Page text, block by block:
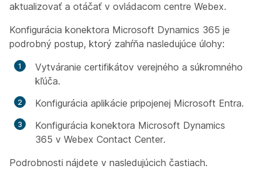
aktualizovať a otáčať v ovládacom centre Webex.
Konfigurácia konektora Microsoft Dynamics 365 je
podrobný postup, ktorý zahŕňa nasledujúce úlohy:
Vytváranie certifikátov verejného a súkromného
kľúča.
Konfigurácia aplikácie pripojenej Microsoft Entra.
Konfigurácia konektora Microsoft Dynamics
365 v Webex Contact Center.
Podrobnosti nájdete v nasledujúcich častiach.